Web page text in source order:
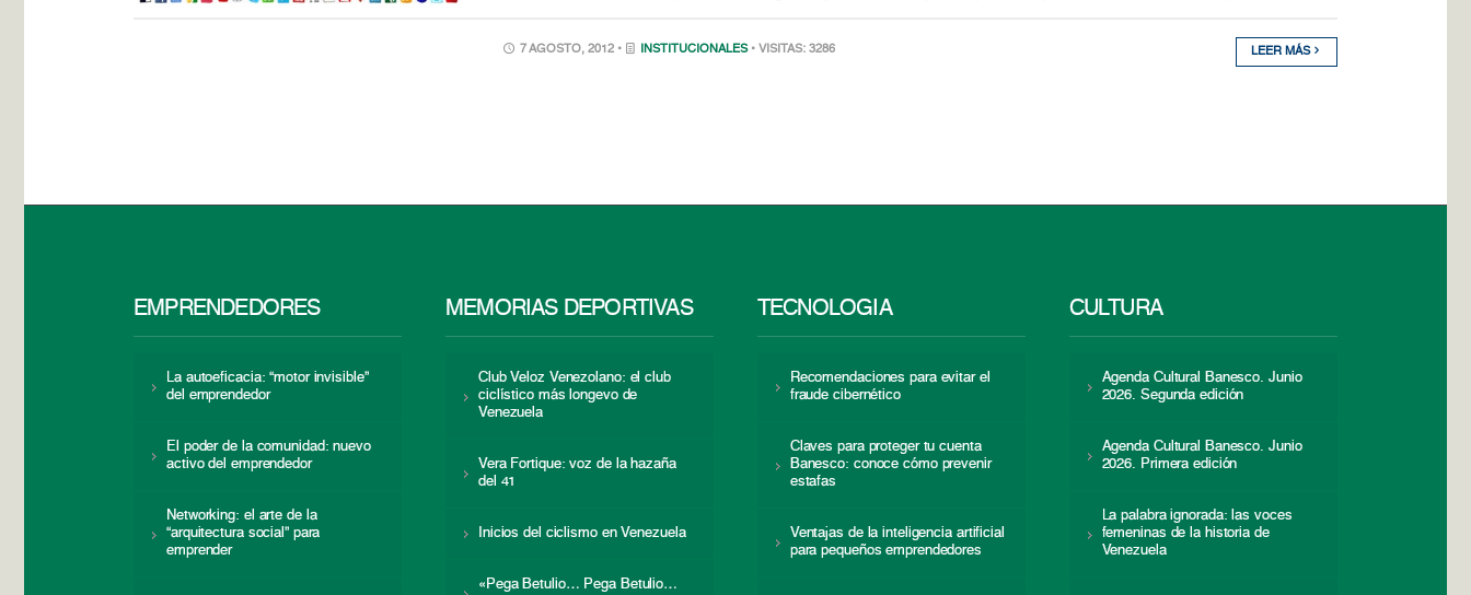
7 AGOSTO, 2012 • INSTITUCIONALES • VISITAS: 3286 LEER MÁS
EMPRENDEDORES
La autoeficacia: “motor invisible”
del emprendedor
El poder de la comunidad: nuevo
activo del emprendedor
Networking: el arte de la
“arquitectura social” para
emprender
MEMORIAS DEPORTIVAS
Club Veloz Venezolano: el club
ciclístico más longevo de
Venezuela
Vera Fortique: voz de la hazaña
del 41
Inicios del ciclismo en Venezuela
«Pega Betulio… Pega Betulio…
TECNOLOGÍA
Recomendaciones para evitar el
fraude cibernético
Claves para proteger tu cuenta
Banesco: conoce cómo prevenir
estafas
Ventajas de la inteligencia artificial
para pequeños emprendedores
CULTURA
Agenda Cultural Banesco. Junio
2026. Segunda edición
Agenda Cultural Banesco. Junio
2026. Primera edición
La palabra ignorada: las voces
femeninas de la historia de
Venezuela